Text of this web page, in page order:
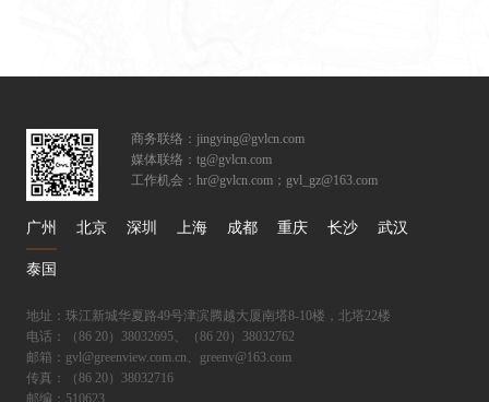
商务联络：jingying@gvlcn.com
媒体联络：tg@gvlcn.com
工作机会：hr@gvlcn.com；gvl_gz@163.com
广州 北京 深圳 上海 成都 重庆 长沙 武汉
泰国
地址：珠江新城华夏路49号津滨腾越大厦南塔8-10楼，北塔22楼
电话：（86 20）38032695、（86 20）38032762
邮箱：gvl@greenview.com.cn、greenv@163.com
传真：（86 20）38032716